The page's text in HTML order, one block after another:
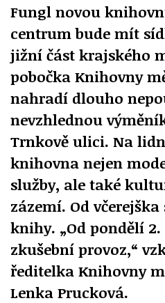
Fungl novou
centrum bude mít
jižní část krajského
pobočka Knihovny
nahradí dlouho
nevzhlednou
Trnkově ulici. Na
knihovna nejen
služby, ale také
zázemí. Od
knihy. „Od pondělí
zkušební provoz,“
ředitelka Knihovny
Lenka Prucková.